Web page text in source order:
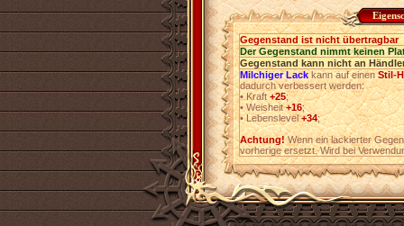
Gegenstand ist nicht übertragbar
Der Gegenstand nimmt keinen
Gegenstand kann nicht an
Milchiger Lackkann auf einenStil-
dadurch verbessert werden:
•Kraft+25;
•Weisheit+16;
•Lebenslevel+34;
Achtung!Wenn ein lackierter
vorherige ersetzt. Wird bei